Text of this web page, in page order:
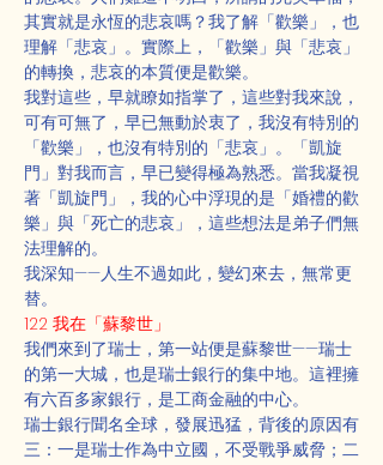
其實就是永恆的悲哀嗎？我了解「歡樂」，也
理解「悲哀」。實際上，「歡樂」與「悲哀」
的轉換，悲哀的本質便是歡樂。
我對這些，早就瞭如指掌了，這些對我來說，
可有可無了，早已無動於衷了，我沒有特別的
「歡樂」，也沒有特別的「悲哀」。「凱旋
門」對我而言，早已變得極為熟悉。當我凝視
著「凱旋門」，我的心中浮現的是「婚禮的歡
樂」與「死亡的悲哀」，這些想法是弟子們無
法理解的。
我深知——人生不過如此，變幻來去，無常更
替。
122 我在「蘇黎世」
我們來到了瑞士，第一站便是蘇黎世——瑞士
的第一大城，也是瑞士銀行的集中地。這裡擁
有六百多家銀行，是工商金融的中心。
瑞士銀行聞名全球，發展迅猛，背後的原因有
三：一是瑞士作為中立國，不受戰爭威脅；二